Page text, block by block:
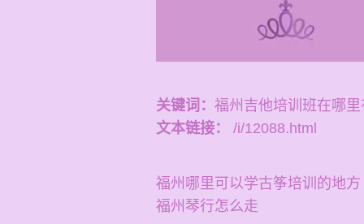
关键词： 福州吉他培训班在哪里
文本链接：
/i/12088.html
福州哪里可以学古筝培训的地方
福州琴行怎么走